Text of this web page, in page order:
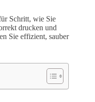
Schritt, wie Sie
drucken und
Sie effizient, sauber